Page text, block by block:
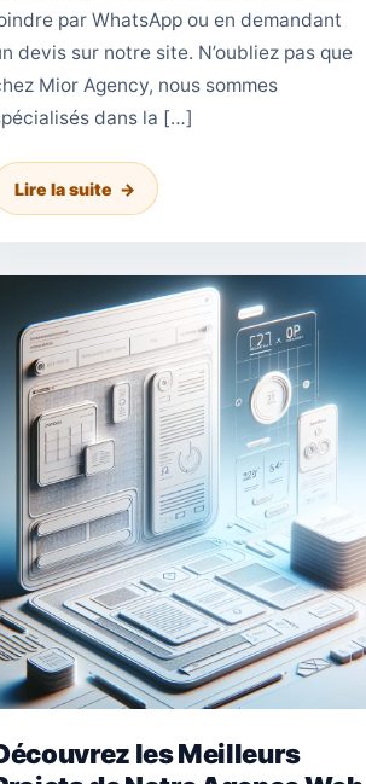
par WhatsApp ou en demandant
devis sur notre site. N’oubliez pas que
Mior Agency, nous sommes
dans la […]
Lire la suite
les Meilleurs